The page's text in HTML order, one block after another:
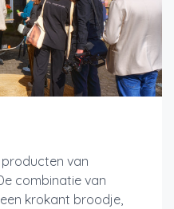
van
combinatie van
krokant broodje,